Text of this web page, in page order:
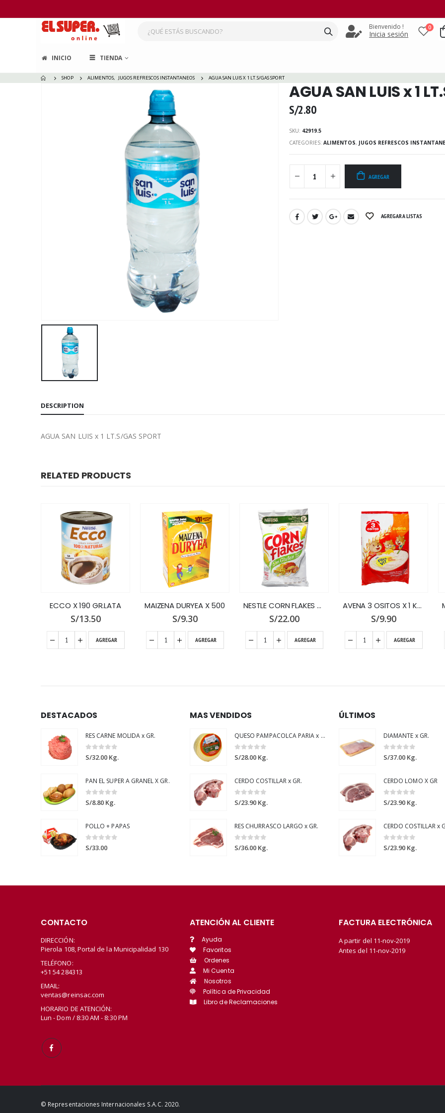
Bienvenido !
Inicia sesión
0
INICIO TIENDA
SHOP ALIMENTOS, JUGOS REFRESCOS INSTANTANEOS AGUA SAN LUIS X 1 LT.S/GAS SPORT
AGUA SAN LUIS x 1
S/2.80
SKU: 42919.5
CATEGORIES: ALIMENTOS, JUGOS REFRESCOS
AGREGAR
AGREGAR A LISTAS
DESCRIPTION
AGUA SAN LUIS x 1 LT.S/GAS SPORT
RELATED PRODUCTS
ECCO X 190 GR.LATA
S/13.50
AGREGAR
MAIZENA DURYEA X 500
S/9.30
AGREGAR
NESTLE CORN FLAKES X 800 GR.BOLSA
S/22.00
AGREGAR
AVENA 3 OSITOS X 1 KG.PREMIUM
S/9.90
AGREGAR
DESTACADOS
RES CARNE MOLIDA x GR.
0 out of 5
S/32.00 Kg.
PAN EL SUPER A GRANEL X GR.
0 out of 5
S/8.80 Kg.
POLLO + PAPAS
0 out of 5
S/33.00
MAS VENDIDOS
QUESO PAMPACOLCA PARIA x GR.
0 out of 5
S/28.00 Kg.
CERDO COSTILLAR x GR.
0 out of 5
S/23.90 Kg.
RES CHURRASCO LARGO x GR.
0 out of 5
S/36.00 Kg.
ÚLTIMOS
DIAMANTE x GR.
0 out of 5
S/37.00 Kg.
CERDO LOMO X GR
0 out of 5
S/23.90 Kg.
CERDO COSTILLAR x
0 out of 5
S/23.90 Kg.
CONTACTO
DIRECCIÓN:
Pierola 108, Portal de la Municipalidad 130
TELÉFONO:
+51 54 284313
EMAIL:
ventas@reinsac.com
HORARIO DE ATENCIÓN:
Lun - Dom / 8:30 AM - 8:30 PM
ATENCIÓN AL CLIENTE
Ayuda
Favoritos
Ordenes
Mi Cuenta
Nosotros
Política de Privacidad
Libro de Reclamaciones
FACTURA ELECTRÓNICA
A partir del 11-nov-2019
Antes del 11-nov-2019
© Representaciones Internacionales S.A.C. 2020.